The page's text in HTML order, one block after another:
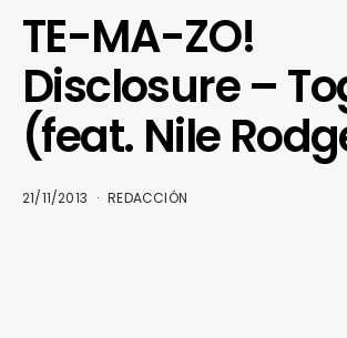
TE-MA-ZO!
Disclosure –
(feat. Nile
21/11/2013 REDACCIÓN